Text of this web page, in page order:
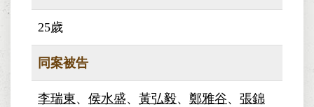
25歲
同案被告
李瑞東、 侯水盛、 黃弘毅、 鄭雅谷、 張錦